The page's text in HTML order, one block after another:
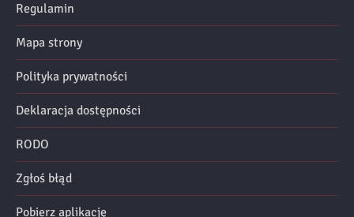
Regulamin
Mapa strony
Polityka prywatności
Deklaracja dostępności
RODO
Zgłoś błąd
Pobierz aplikację